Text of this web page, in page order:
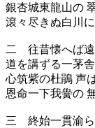
銀杏城東龍山の
滾々尽きぬ白川
二 往昔懐へば遠
道を講ずる一茅
心筑紫の杜鵑 声
恩命一下我黌の
三 終始一貫渝ら